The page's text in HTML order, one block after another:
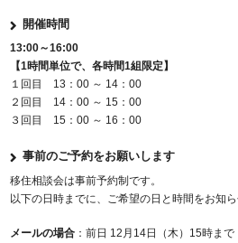
開催時間
13:00～16:00
【1時間単位で、各時間1組限定】
１回目 13：00 ～ 14：00
２回目 14：00 ～ 15：00
３回目 15：00 ～ 16：00
事前のご予約をお願いします
移住相談会は事前予約制です。
以下の日時までに、ご希望の日と時間をお知ら
メールの場合 ：前日 12月14日（木）15時まで